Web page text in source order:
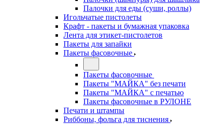
Палочки для еды (суши, роллы)
Игольчатые пистолеты
Крафт - пакеты и бумажная упаковка
Лента для этикет-пистолетов
Пакеты для запайки
Пакеты фасовочные
Пакеты фасовочные
Пакеты "МАЙКА" без печати
Пакеты "МАЙКА" с печатью
Пакеты фасовочные в РУЛОНЕ
Печати и штампы
Риббоны, фольга для тиснения